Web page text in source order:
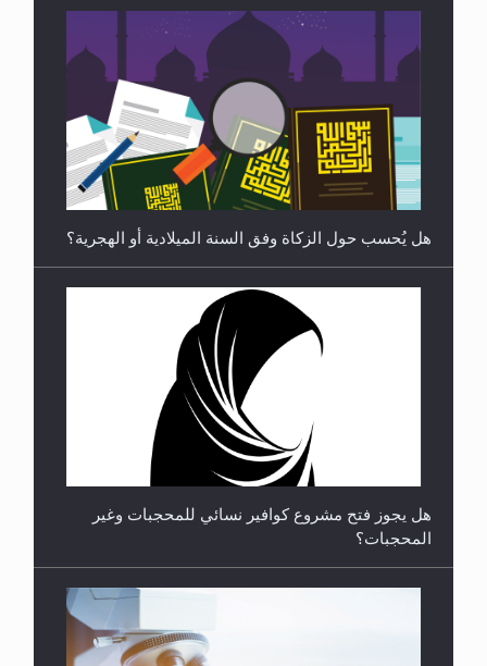
رأيٌ في لغة المسيح الموعود عليه السلام ..«3» نظرة
في شعر المسيح الموعود عليه السلام.....
**الحصن الحصين من وساوس المعارضين ...**...
هل يُحسب حول الزكاة وفق السنة الميلادية أو الهجرية؟
هل يجوز فتح مشروع كوافير نسائي للمحجبات وغير